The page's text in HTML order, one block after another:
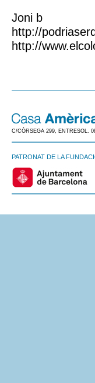
Joni b
http://
http://
C/CÒRSEGA 299, ENTRESOL.
PATRONAT DE LA